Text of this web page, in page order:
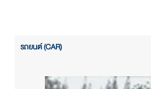
รถยนต์ (CAR)